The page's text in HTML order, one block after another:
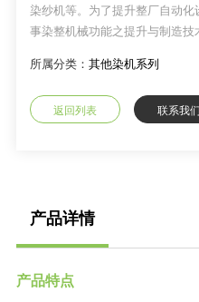
染纱机等。为了提升整厂自动
事染整机械功能之提升与制造技
所属分类： 其他染机系列
返回列表 联系我们
产品详情
产品特点